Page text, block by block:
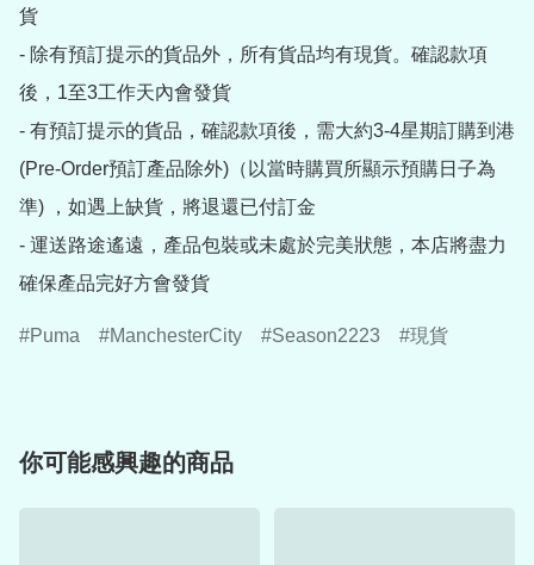
貨
- 除有預訂提示的貨品外，所有貨品均有現貨。確認款項
後，1至3工作天內會發貨
- 有預訂提示的貨品，確認款項後，需大約3-4星期訂購到港
(Pre-Order預訂產品除外)（以當時購買所顯示預購日子為
準) ，如遇上缺貨，將退還已付訂金
- 運送路途遙遠，產品包裝或未處於完美狀態，本店將盡力
確保產品完好方會發貨
Puma ManchesterCity Season2223 現貨
你可能感興趣的商品